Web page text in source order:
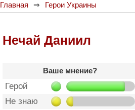
Главная Герои Украины
Нечай Даниил
Ваше мнение?
Герой
Не знаю